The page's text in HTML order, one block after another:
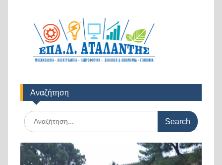
Αναζήτηση
Search
for: